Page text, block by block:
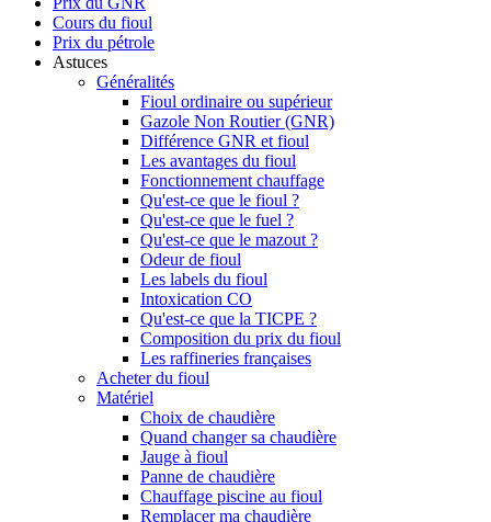
Cours du fioul
Prix du pétrole
Astuces
Généralités
Fioul ordinaire ou supérieur
Gazole Non Routier (GNR)
Différence GNR et fioul
Les avantages du fioul
Fonctionnement chauffage
Qu'est-ce que le fioul ?
Qu'est-ce que le fuel ?
Qu'est-ce que le mazout ?
Odeur de fioul
Les labels du fioul
Intoxication CO
Qu'est-ce que la TICPE ?
Composition du prix du fioul
Les raffineries françaises
Acheter du fioul
Matériel
Choix de chaudière
Quand changer sa chaudière
Jauge à fioul
Panne de chaudière
Chauffage piscine au fioul
Remplacer ma chaudière